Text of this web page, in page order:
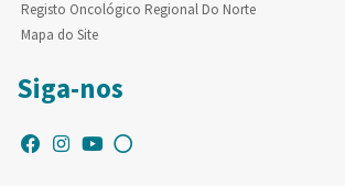
Registo Oncológico Regional Do Norte
Mapa do Site
Siga-nos